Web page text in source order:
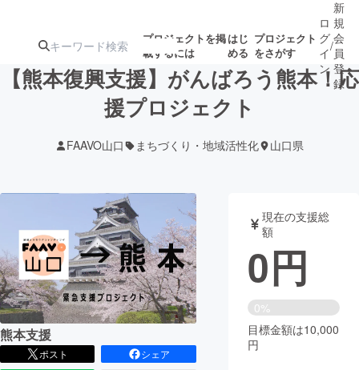
プロジェクトを掲
載するには
はじ
める
プロジェクト
をさがす
注目のリ
ターン
ジェクト
募集終了が近いプ
ロジェクト
されます
アート・写真 音楽
テクノロジー・ガジェット ゲーム・サ
映像・映画 書籍・雑誌
ビジネス・起業
ロ
グ
イ
ン
/
新
規
会
員
登
録
【熊本復興支援】がんばろう熊本！応
援プロジェクト
FAAVO山口 まちづくり・地域活性化 山口県
熊本支援
ポスト
シェア
現在の支援総
額
0円
0%
目標金額は10,000
円